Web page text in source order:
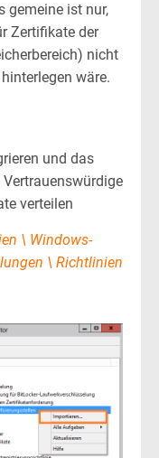
gemeine ist nur,
Zertifikate der
nicht
wäre.
und das
verteilen
\ Windows-
\ Richtlinien